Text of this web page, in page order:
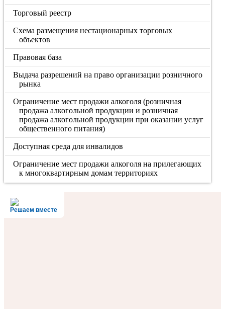
Торговый реестр
Схема размещения нестационарных торговых
объектов
Правовая база
Выдача разрешений на право организации розничного
рынка
Ограничение мест продажи алкоголя (розничная
продажа алкогольной продукции и розничная
продажа алкогольной продукции при оказании услуг
общественного питания)
Доступная среда для инвалидов
Ограничение мест продажи алкоголя на прилегающих
к многоквартирным домам территориях
Решаем вместе